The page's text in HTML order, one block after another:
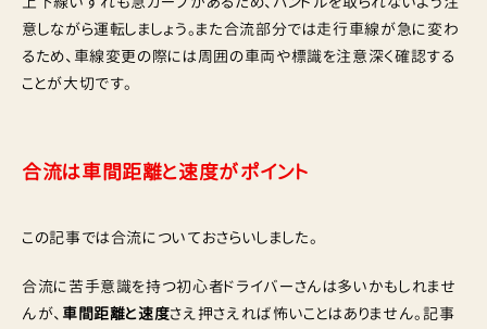
意しながら運転しましょう。また合流部分では走行車線が急に変わ
るため、車線変更の際には周囲の車両や標識を注意深く確認する
ことが大切です。
合流は車間距離と速度がポイント
この記事では合流についておさらいしました。
合流に苦手意識を持つ初心者ドライバーさんは多いかもしれませ
んが、 車間距離と速度さえ押さえれば怖いことはありません。記事